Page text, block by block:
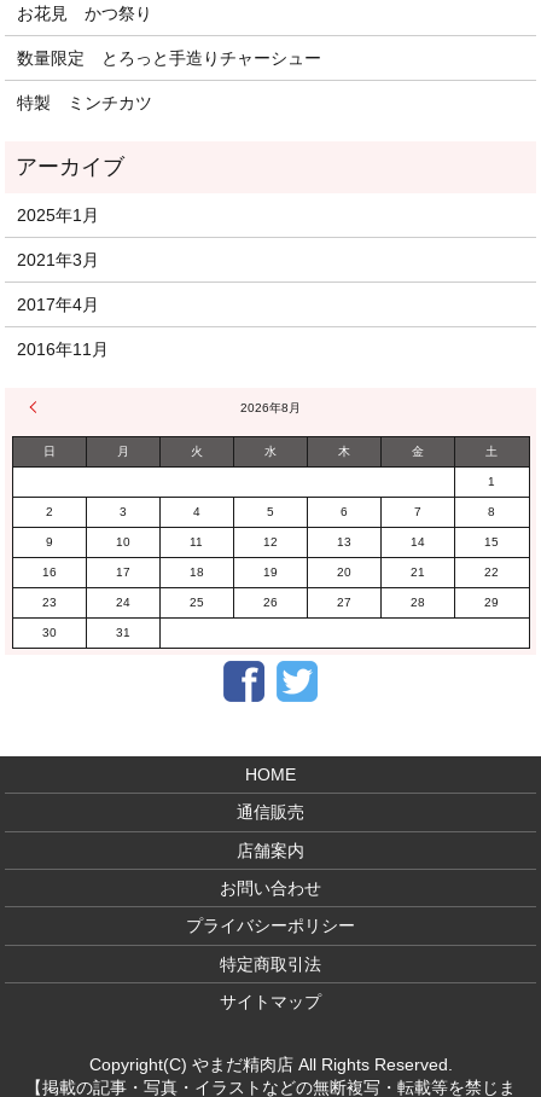
お花見 かつ祭り
数量限定 とろっと手造りチャーシュー
特製 ミンチカツ
2025年1月
2021年3月
2017年4月
2016年11月
2026年8月
日 月 火 水 木 金 土
1
2 3 4 5 6 7 8
9 10 11 12 13 14 15
16 17 18 19 20 21 22
23 24 25 26 27 28 29
30 31
Facebook
HOME
通信販売
店舗案内
お問い合わせ
プライバシーポリシー
特定商取引法
サイトマップ
Copyright(C) やまだ精肉店 All Rights Reserved.
【掲載の記事・写真・イラストなどの無断複写・転載等を禁じま